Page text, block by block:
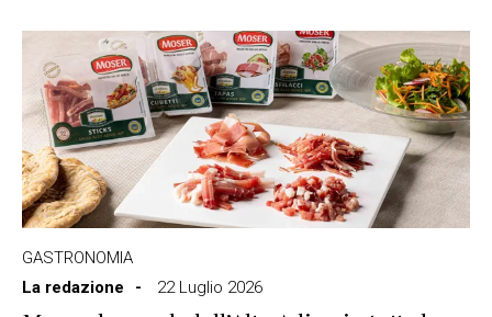
GASTRONOMIA
La redazione
22 Luglio 2026